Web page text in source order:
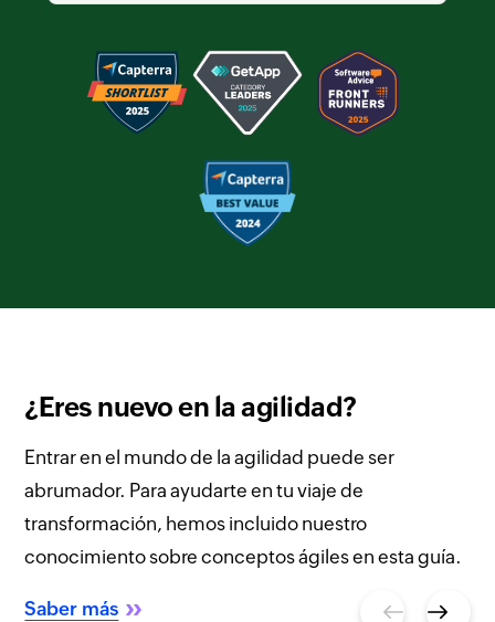
¿Eres nuevo en la agilidad?
Entrar en el mundo de la agilidad puede ser
abrumador. Para ayudarte en tu viaje de
transformación, hemos incluido nuestro
conocimiento sobre conceptos ágiles en esta guía.
Saber más Previous Next